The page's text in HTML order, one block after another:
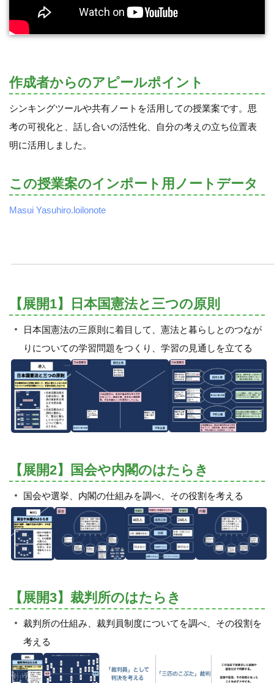
作成者からのアピールポイント
シンキングツールや共有ノートを活用しての授業案です。思
考の可視化と、話し合いの活性化、自分の考えの立ち位置表
明に活用しました。
この授業案のインポート用ノートデータ
Masui Yasuhiro.loilonote
【展開1】日本国憲法と三つの原則
日本国憲法の三原則に着目して、憲法と暮らしとのつなが
りについての学習問題をつくり、学習の見通しを立てる
【展開2】国会や内閣のはたらき
国会や選挙、内閣の仕組みを調べ、その役割を考える
【展開3】裁判所のはたらき
裁判所の仕組み、裁判員制度についてを調べ、その役割を
考える